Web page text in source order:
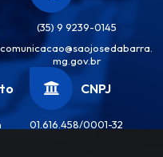
(35) 9 9239-0145
comunicacao@saojosedabarra.
mg.gov.br
CNPJ
01.616.458/0001-32